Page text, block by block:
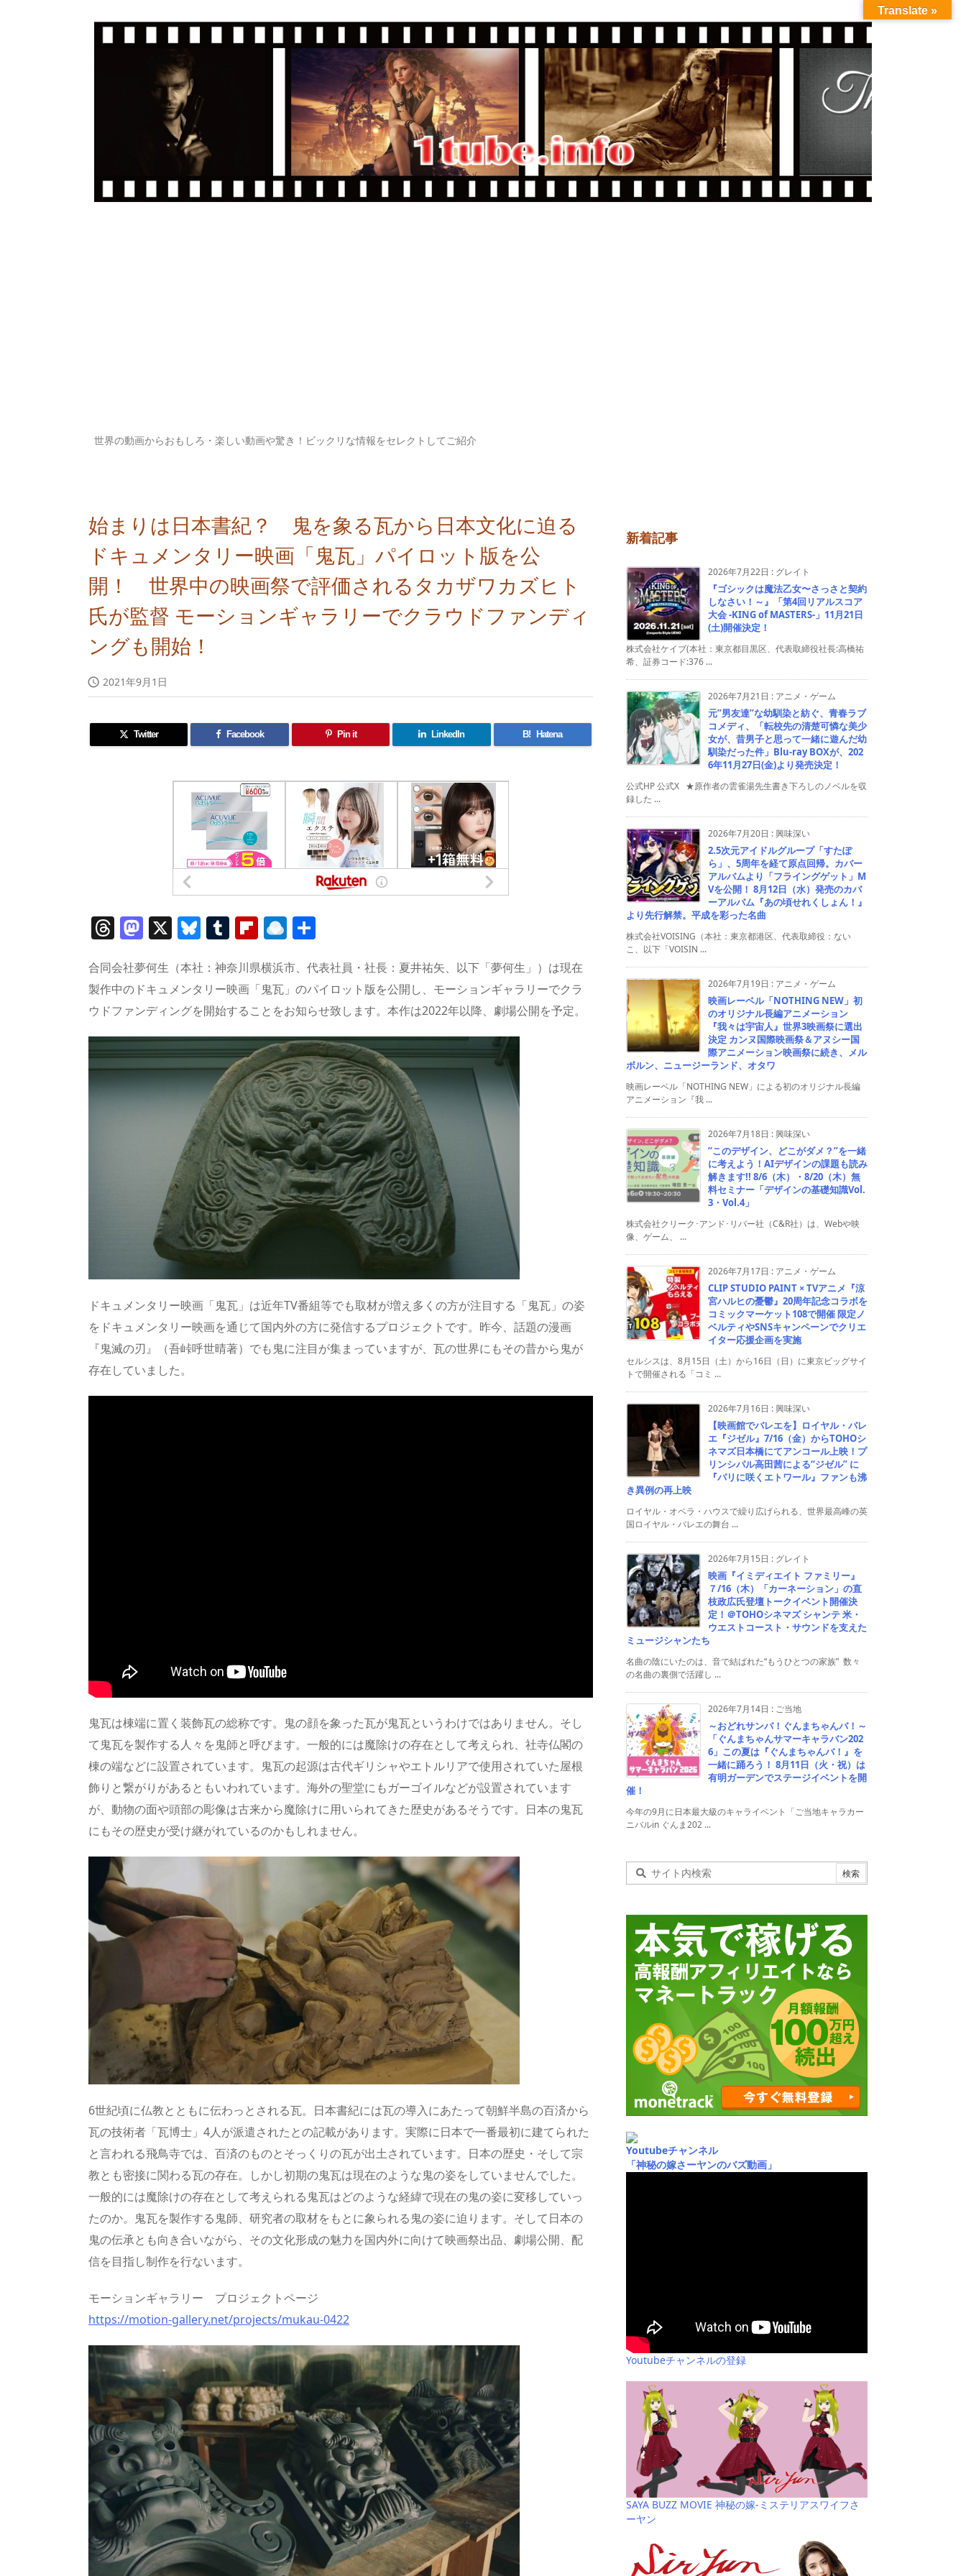
世界の動画からおもしろ・楽しい動画や驚き！ビックリな情報をセレクトしてご紹介
始まりは日本書紀？ 鬼を象る瓦から日本文化に迫る
ドキュメンタリー映画「鬼瓦」パイロット版を公
開！ 世界中の映画祭で評価されるタカザワカズヒト
氏が監督 モーションギャラリーでクラウドファンディ
ングも開始！
 2021年9月1日
Twitter Facebook Pin it LinkedIn B! Hatena
T
h
re
a
d
s
M
a
st
o
d
o
n
X Bl
u
e
sk
y
T
u
m
bl
r
Fl
ip
b
o
ar
d
R
ai
n
d
ro
p.
io
合同会社夢何生（本社：神奈川県横浜市、代表社員・社長：夏井祐矢、以下「夢何生」）は現在
製作中のドキュメンタリー映画「鬼瓦」のパイロット版を公開し、モーションギャラリーでクラ
ウドファンディングを開始することをお知らせ致します。本作は2022年以降、劇場公開を予定。
ドキュメンタリー映画「鬼瓦」は近年TV番組等でも取材が増え多くの方が注目する「鬼瓦」の姿
をドキュメンタリー映画を通じて国内外の方に発信するプロジェクトです。昨今、話題の漫画
『鬼滅の刃』（吾峠呼世晴著）でも鬼に注目が集まっていますが、瓦の世界にもその昔から鬼が
存在していました。
⻤⽡は棟端に置く装飾瓦の総称です。鬼の顔を象った瓦が鬼瓦というわけではありません。そし
て鬼瓦を製作する人々を鬼師と呼びます。一般的には魔除けの存在として考えられ、社寺仏閣の
棟の端などに設置されています。鬼瓦の起源は古代ギリシャやエトルリアで使用されていた屋根
飾りと繋がりがあるともいわれています。海外の聖堂にもガーゴイルなどが設置されています
が、動物の面や頭部の彫像は古来から魔除けに用いられてきた歴史があるそうです。日本の鬼瓦
にもその歴史が受け継がれているのかもしれません。
6世紀頃に仏教とともに伝わっとされる瓦。日本書紀には瓦の導入にあたって朝鮮半島の百済から
瓦の技術者「瓦博士」4人が派遣されたとの記載があります。実際に日本で一番最初に建てられた
と言われる飛鳥寺では、百済のものとそっくりの瓦が出土されています。日本の歴史・そして宗
教とも密接に関わる瓦の存在。しかし初期の鬼瓦は現在のような鬼の姿をしていませんでした。
一般的には魔除けの存在として考えられる鬼瓦はどのような経緯で現在の鬼の姿に変移していっ
たのか。鬼瓦を製作する鬼師、研究者の取材をもとに象られる鬼の姿に迫ります。そして日本の
鬼の伝承とも向き合いながら、その文化形成の魅力を国内外に向けて映画祭出品、劇場公開、配
信を目指し制作を行ないます。
モーションギャラリー プロジェクトページ
https://motion-gallery.net/projects/mukau-0422
新着記事
2026年7月22日 : グレイト
『ゴシックは魔法乙女〜さっさと契約
しなさい！～』「第4回リアルスコア
大会 -KING of MASTERS-」11月21日
(土)開催決定！
株式会社ケイブ(本社：東京都目黒区、代表取締役社長:高橋祐
希、証券コード:376 ...
2026年7月21日 : アニメ・ゲーム
元”男友達”な幼馴染と紡ぐ、青春ラブ
コメディ、「転校先の清楚可憐な美少
女が、昔男子と思って一緒に遊んだ幼
馴染だった件」Blu-ray BOXが、202
6年11月27日(金)より発売決定！
公式HP 公式X ★原作者の雲雀湯先生書き下ろしのノベルを収
録した ...
2026年7月20日 :興味深い
2.5次元アイドルグループ「すたぽ
ら」、5周年を経て原点回帰。カバー
アルバムより「フライングゲット」M
Vを公開！ 8月12日（水）発売のカバ
ーアルバム『あの頃せれくしょん！』
より先行解禁。平成を彩った名曲
株式会社VOISING（本社：東京都港区、代表取締役：ない
こ、以下「VOISIN ...
2026年7月19日 : アニメ・ゲーム
映画レーベル「NOTHING NEW」初
のオリジナル長編アニメーション
『我々は宇宙人』世界3映画祭に選出
決定 カンヌ国際映画祭＆アヌシー国
際アニメーション映画祭に続き、メル
ボルン、ニュージーランド、オタワ
映画レーベル「NOTHING NEW」による初のオリジナル長編
アニメーション『我 ...
2026年7月18日 :興味深い
“このデザイン、どこがダメ？”を一緒
に考えよう！AIデザインの課題も読み
解きます!! 8/6（木）・8/20（木）無
料セミナー「デザインの基礎知識Vol.
3・Vol.4」
株式会社クリーク･アンド･リバー社（C&R社）は、Webや映
像、ゲーム、 ...
2026年7月17日 : アニメ・ゲーム
CLIP STUDIO PAINT × TVアニメ『涼
宮ハルヒの憂鬱』20周年記念コラボを
コミックマーケット108で開催 限定ノ
ベルティやSNSキャンペーンでクリエ
イター応援企画を実施
セルシスは、8月15日（土）から16日（日）に東京ビッグサイ
トで開催される「コミ ...
2026年7月16日 :興味深い
【映画館でバレエを】ロイヤル・バレ
エ『ジゼル』7/16（金）からTOHOシ
ネマズ日本橋にてアンコール上映！プ
リンシパル高田茜による“ジゼル” に
『パリに咲くエトワール』ファンも沸
き異例の再上映
ロイヤル・オペラ・ハウスで繰り広げられる、世界最高峰の英
国ロイヤル・バレエの舞台 ...
2026年7月15日 : グレイト
映画『イミディエイト ファミリー』
７/16（木）「カーネーション」の直
枝政広氏登壇トークイベント開催決
定！＠TOHOシネマズ シャンテ 米・
ウエストコースト・サウンドを支えた
ミュージシャンたち
名曲の陰にいたのは、音で結ばれた“もうひとつの家族” 数々
の名曲の裏側で活躍し ...
2026年7月14日 : ご当地
～おどれサンバ！ぐんまちゃんバ！～
「ぐんまちゃんサマーキャラバン202
6」この夏は『ぐんまちゃんバ！』を
一緒に踊ろう！ 8月11日（火・祝）は
有明ガーデンでステージイベントを開
催！
今年の9月に日本最大級のキャライベント「ご当地キャラカー
ニバルin ぐんま202 ...
Youtubeチャンネル
「神秘の嫁さーヤンのバズ動画」
Youtubeチャンネルの登録
SAYA BUZZ MOVIE 神秘の嫁-ミステリアスワイフさ
ーヤン
Translate »